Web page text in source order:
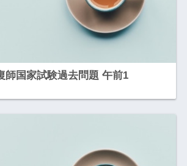
師国家試験過去問題 午前1